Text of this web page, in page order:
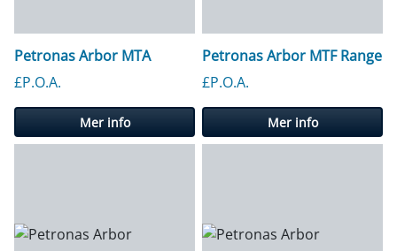
Petronas Arbor MTA
£P.O.A.
Mer info
Petronas Arbor MTF Range
£P.O.A.
Mer info